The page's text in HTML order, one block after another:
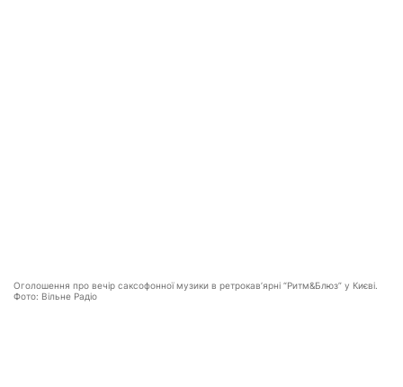
Оголошення про вечір саксофонної музики в ретрокавʼярні “Ритм&Блюз” у Києві.
Фото: Вільне Радіо